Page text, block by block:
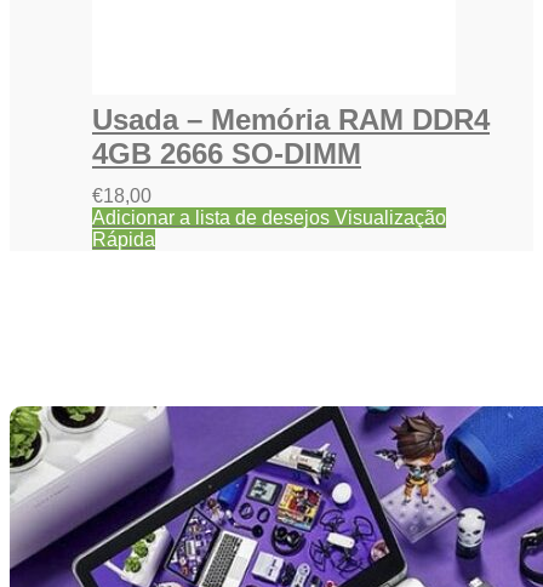
Usada – Memória RAM DDR4
4GB 2666 SO-DIMM
€18,00
Adicionar a lista de desejos Visualização
Rápida